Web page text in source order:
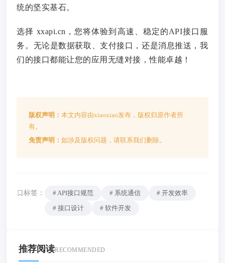
统的坚实基石。
选择 xxapi.cn，您将体验到高速、稳定的API接口服
务。无论是数据获取、支付接口，还是消息推送，我
们的接口都能让您的应用无缝对接，性能卓越！
版权声明：本文内容由xiaoxiao发布，版权归原作者所
有。
免责声明：如涉及版权问题，请联系我们删除。
标签： # API接口规范 # 系统通信
# 开发效率
# 接口设计
# 软件开发
推荐阅读RECOMMENDED